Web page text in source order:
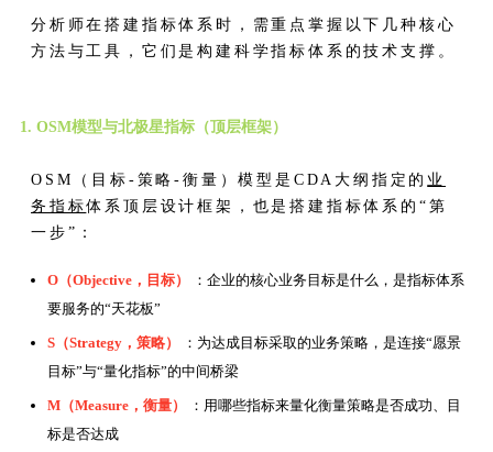
分析师在搭建指标体系时，需重点掌握以下几种核心
方法与工具，它们是构建科学指标体系的技术支撑。
1. OSM模型与北极星指标（顶层框架）
OSM（目标-策略-衡量）模型是CDA大纲指定的 业
务指标体系顶层设计框架，也是搭建指标体系的“第
一步”：
O（Objective，目标）
：企业的核心业务目标是什么，是指标体系
要服务的“天花板”
S（Strategy，策略）
：为达成目标采取的业务策略，是连接“愿景
目标”与“量化指标”的中间桥梁
M（Measure，衡量）
：用哪些指标来量化衡量策略是否成功、目
标是否达成